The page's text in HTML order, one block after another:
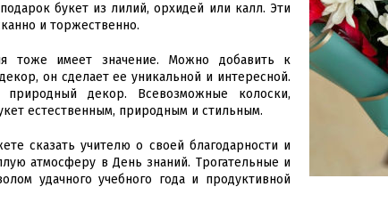
букет из лилий, орхидей или калл. Эти
и торжественно.
тоже имеет значение. Можно добавить к
он сделает ее уникальной и интересной.
природный декор. Всевозможные колоски,
естественным, природным и стильным.
сказать учителю о своей благодарности и
атмосферу в День знаний. Трогательные и
удачного учебного года и продуктивной